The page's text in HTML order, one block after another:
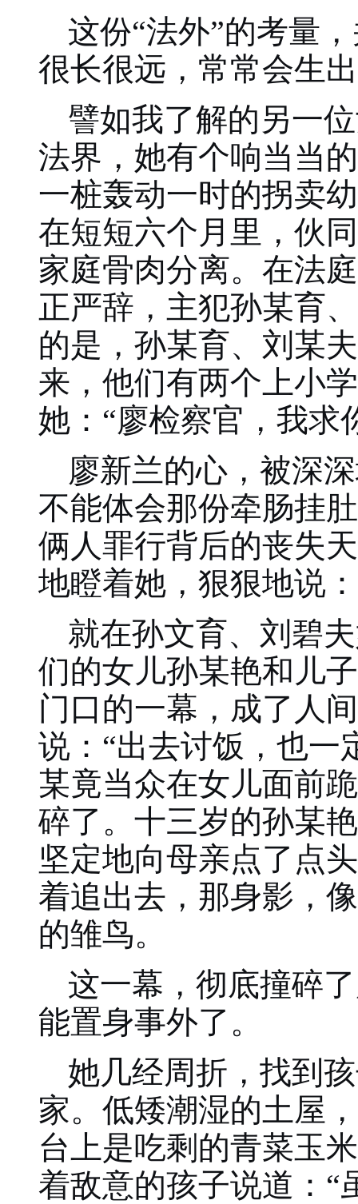
这份“法外”的考量
很长很远，常常会生
譬如我了解的另一
法界，她有个响当当
一桩轰动一时的拐卖
在短短六个月里，伙
家庭骨肉分离。在法
正严辞， 主犯孙某育
的是，孙某育、刘某
来，他们有两个上小
她：“廖检察官，我求
廖新兰的心，被深
不能体会那份牵肠挂
俩人罪行背后的丧失
地瞪着她，狠狠地说
就在孙文育、刘碧
们的女儿孙某艳和儿
门口的一幕，成了人
说：“出去讨饭，也一
某竟当众在女儿面前
碎了。十三岁的孙某
坚定地向母亲点了点
着追出去，那身影，
的雏鸟。
这一幕，彻底撞碎
能置身事外了。
她几经周折，找到
家。低矮潮湿的土屋
台上是吃剩的青菜玉
着敌意的孩子说道：“